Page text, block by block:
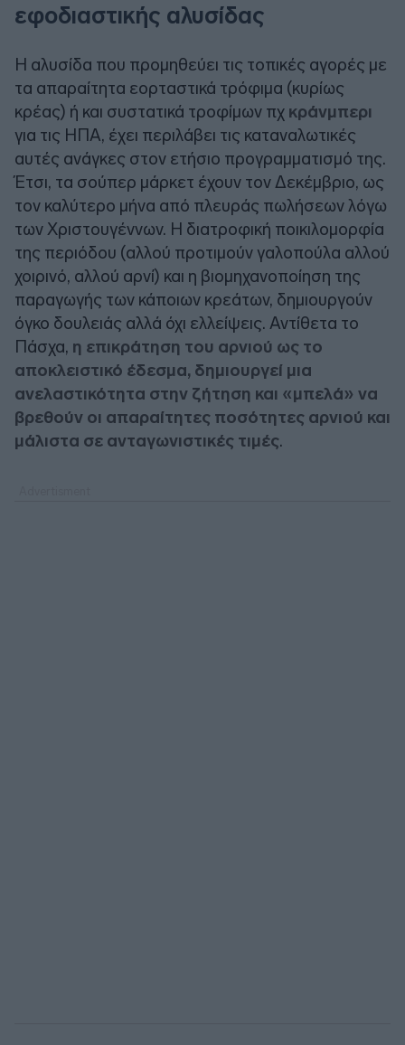
εφοδιαστικής αλυσίδας
Η αλυσίδα που προμηθεύει τις τοπικές αγορές με
τα απαραίτητα εορταστικά τρόφιμα (κυρίως
κρέας) ή και συστατικά τροφίμων πχ κράνμπερι
για τις ΗΠΑ, έχει περιλάβει τις καταναλωτικές
αυτές ανάγκες στον ετήσιο προγραμματισμό της.
Έτσι, τα σούπερ μάρκετ έχουν τον Δεκέμβριο, ως
τον καλύτερο μήνα από πλευράς πωλήσεων λόγω
των Χριστουγέννων. Η διατροφική ποικιλομορφία
της περιόδου (αλλού προτιμούν γαλοπούλα αλλού
χοιρινό, αλλού αρνί) και η βιομηχανοποίηση της
παραγωγής των κάποιων κρεάτων, δημιουργούν
όγκο δουλειάς αλλά όχι ελλείψεις. Αντίθετα το
Πάσχα, η επικράτηση του αρνιού ως το
αποκλειστικό έδεσμα, δημιουργεί μια
ανελαστικότητα στην ζήτηση και «μπελά» να
βρεθούν οι απαραίτητες ποσότητες αρνιού και
μάλιστα σε ανταγωνιστικές τιμές.